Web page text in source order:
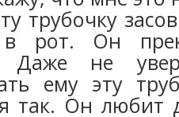
трубочку
в рот. Он
Даже не
ему эту
так. Он любит